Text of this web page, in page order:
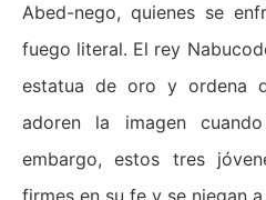
Abed-nego, quienes se
fuego literal. El rey
estatua de oro y ordena
adoren la imagen
embargo, estos tres